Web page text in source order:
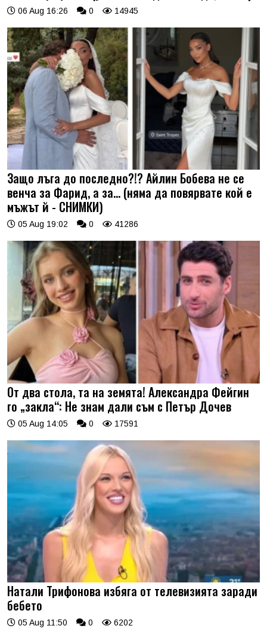
06 Aug 16:26 0 14945
Защо лъга до последно?!? Айлин Бобева не се
венча за Фарид, а за... (няма да повярвате кой е
мъжът й - СНИМКИ)
05 Aug 19:02 0 41286
От два стола, та на земята! Александра Фейгин
го „закла“: Не знам дали съм с Петър Дочев
05 Aug 14:05 0 17591
Натали Трифонова избяга от телевизията заради
бебето
05 Aug 11:50 0 6202